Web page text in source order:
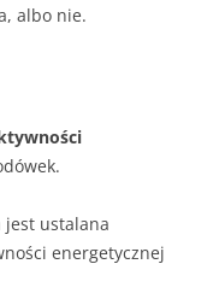
albo nie.
jest ustalana
energetycznej